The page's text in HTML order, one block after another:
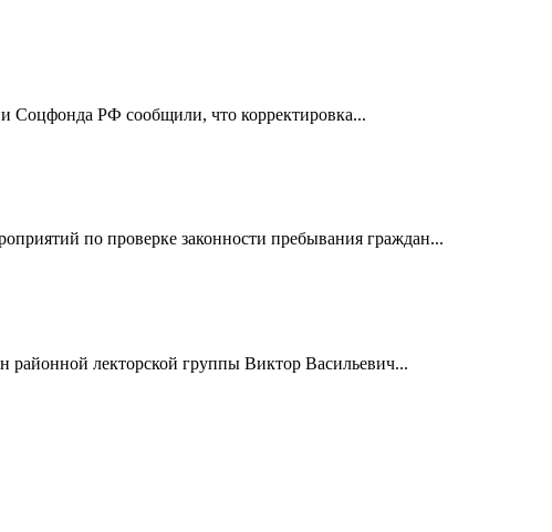
Соцфонда РФ сообщили, что корректировка...
по проверке законности пребывания граждан...
районной лекторской группы Виктор Васильевич...